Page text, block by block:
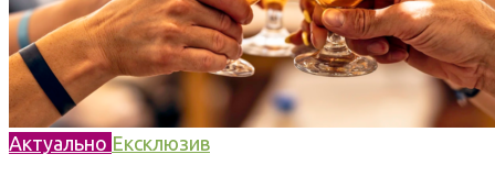
Актуально Ексклюзив